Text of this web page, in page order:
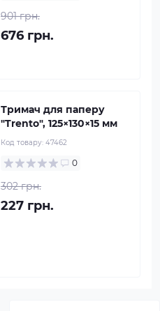
901 грн.
676 грн.
Тримач для паперу
"Trento", 125×130×15 мм
Код товару: 47462
0
302 грн.
227 грн.